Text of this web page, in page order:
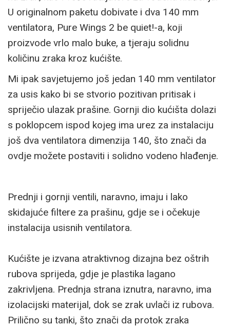
U originalnom paketu dobivate i dva 140 mm
ventilatora, Pure Wings 2 be quiet!-a, koji
proizvode vrlo malo buke, a tjeraju solidnu
količinu zraka kroz kućište.
Mi ipak savjetujemo još jedan 140 mm ventilator
za usis kako bi se stvorio pozitivan pritisak i
spriječio ulazak prašine. Gornji dio kućišta dolazi
s poklopcem ispod kojeg ima urez za instalaciju
još dva ventilatora dimenzija 140, što znači da
ovdje možete postaviti i solidno vodeno hlađenje.
Prednji i gornji ventili, naravno, imaju i lako
skidajuće filtere za prašinu, gdje se i očekuje
instalacija usisnih ventilatora.
Kućište je izvana atraktivnog dizajna bez oštrih
rubova sprijeda, gdje je plastika lagano
zakrivljena. Prednja strana iznutra, naravno, ima
izolacijski materijal, dok se zrak uvlači iz rubova.
Prilično su tanki, što znači da protok zraka